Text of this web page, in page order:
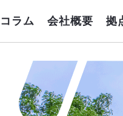
コラム 会社概要 拠